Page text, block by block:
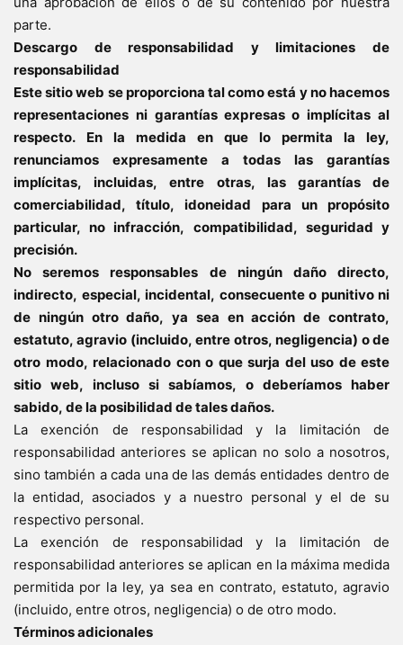
parte.
Descargo de responsabilidad y limitaciones de
responsabilidad
Este sitio web se proporciona tal como está y no hacemos
representaciones ni garantías expresas o implícitas al
respecto.
En la medida en que lo permita la ley,
renunciamos expresamente a todas las garantías
implícitas, incluidas, entre otras, las garantías de
comerciabilidad, título, idoneidad para un propósito
particular, no infracción, compatibilidad, seguridad y
precisión.
No seremos responsables de ningún daño directo,
indirecto, especial, incidental, consecuente o punitivo ni
de ningún otro daño, ya sea en acción de contrato,
estatuto, agravio (incluido, entre otros, negligencia) o de
otro modo, relacionado con o que surja del uso de este
sitio web, incluso si sabíamos, o deberíamos haber
sabido, de la posibilidad de tales daños.
La exención de responsabilidad y la limitación de
responsabilidad anteriores se aplican no solo a nosotros,
sino también a cada una de las demás entidades dentro de
la entidad, asociados y a nuestro personal y el de su
respectivo personal.
La exención de responsabilidad y la limitación de
responsabilidad anteriores se aplican en la máxima medida
permitida por la ley, ya sea en contrato, estatuto, agravio
(incluido, entre otros, negligencia) o de otro modo.
Términos adicionales